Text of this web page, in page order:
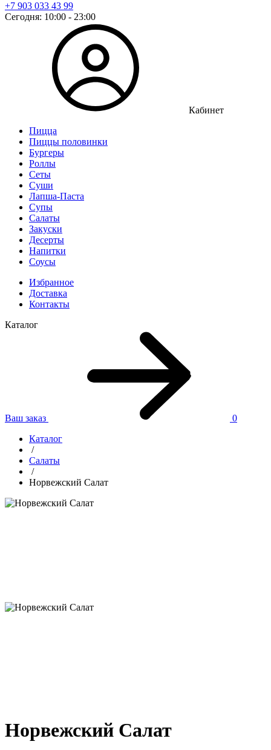
+7 903 033 43 99
Сегодня: 10:00 - 23:00
Кабинет
Пицца
Пиццы половинки
Бургеры
Роллы
Сеты
Суши
Лапша-Паста
Супы
Салаты
Закуски
Десерты
Напитки
Соусы
Избранное
Доставка
Контакты
Каталог
Ваш заказ
0
Каталог
/
Салаты
/
Норвежский Салат
Норвежский Салат